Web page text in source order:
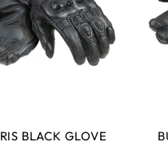
BLACK GLOVE